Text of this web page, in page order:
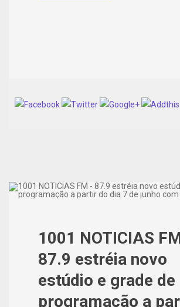
1001 NOTICIAS
87.9 estréia novo
estúdio e grade de
programação a